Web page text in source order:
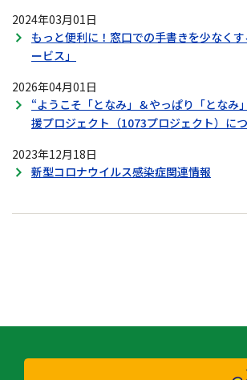
2024年03月01日
もっと便利に！窓口での手書きを少なく
ービス」
2026年04月01日
“ようこそ「となみ」＆やっぱり「とな
援プロジェクト（1073プロジェクト）に
2023年12月18日
新型コロナウイルス感染症関連情報